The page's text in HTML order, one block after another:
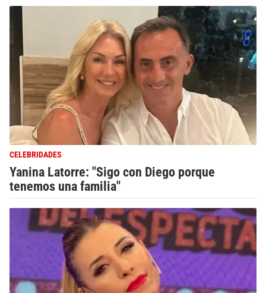
CELEBRIDADES
Yanina Latorre: "Sigo con Diego porque
tenemos una familia"